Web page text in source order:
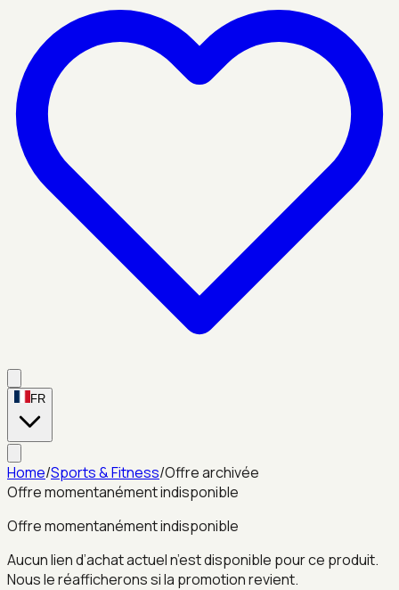
FR
Home/Sports & Fitness/Offre archivée
Offre momentanément indisponible
Offre momentanément indisponible
Aucun lien d’achat actuel n’est disponible pour ce produit.
Nous le réafficherons si la promotion revient.